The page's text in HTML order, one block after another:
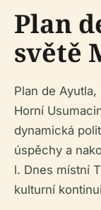
Plan
světě
Plan de
Horní
dynamická
úspěchy a
l. Dnes místní
kulturní